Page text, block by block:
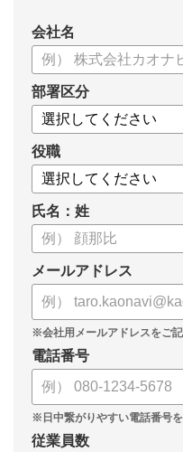
こちらの資料では、
・1on1とは何か？
・1on1の基本的なやり方
・ 1on1 の基本アジェンダと
についてまとめましたので
会社名
部署区分
役職
氏名：姓
メールアドレス
電話番号
従業員数